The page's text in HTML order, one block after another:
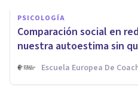
PSICOLOGÍA
Comparación social en
nuestra autoestima sin
Escuela Europea De